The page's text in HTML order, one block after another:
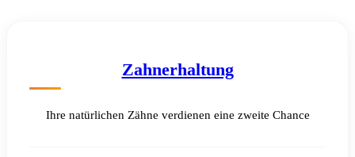
Zahnerhaltung
Ihre natürlichen Zähne verdienen eine zweite Chance